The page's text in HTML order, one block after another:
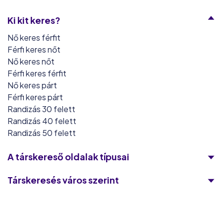
párkapcsolatban élek és viszonylag könnyen
megtaláltam a számomra ideális társat.
Ki kit keres?
Nő keres férfit
Férfi keres nőt
Nő keres nőt
Férfi keres férfit
Nő keres párt
Férfi keres párt
Randizás 30 felett
Randizás 40 felett
Randizás 50 felett
A társkereső oldalak típusai
Társkeresés város szerint